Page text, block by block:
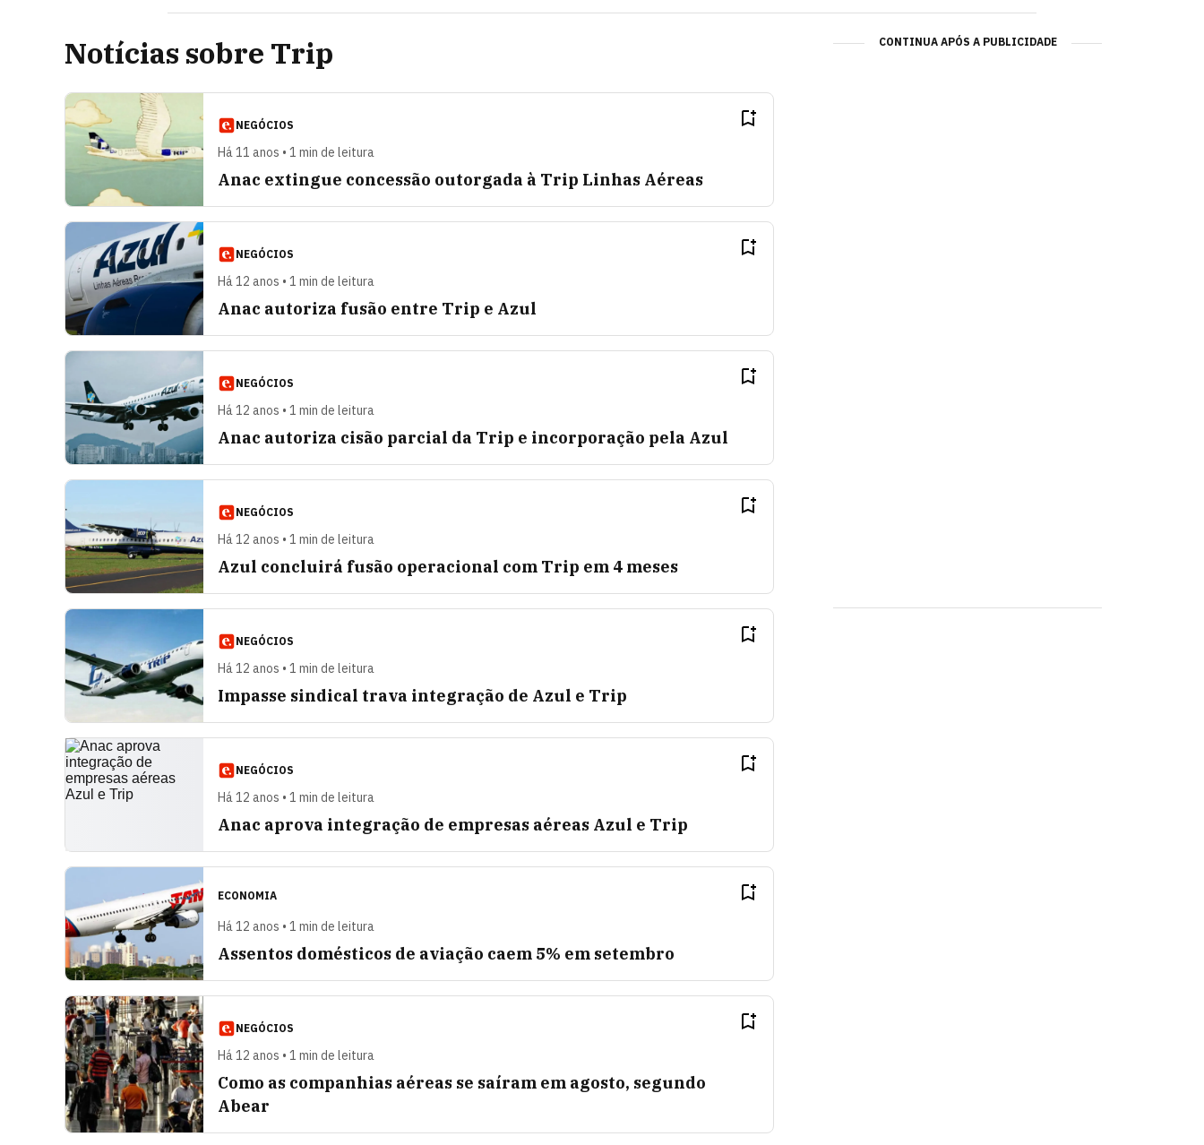
Notícias sobre Trip
NEGÓCIOS
Há 11 anos • 1 min de leitura
Anac extingue concessão outorgada à Trip Linhas Aéreas
NEGÓCIOS
Há 12 anos • 1 min de leitura
Anac autoriza fusão entre Trip e Azul
NEGÓCIOS
Há 12 anos • 1 min de leitura
Anac autoriza cisão parcial da Trip e incorporação pela Azul
NEGÓCIOS
Há 12 anos • 1 min de leitura
Azul concluirá fusão operacional com Trip em 4 meses
NEGÓCIOS
Há 12 anos • 1 min de leitura
Impasse sindical trava integração de Azul e Trip
NEGÓCIOS
Há 12 anos • 1 min de leitura
Anac aprova integração de empresas aéreas Azul e Trip
ECONOMIA
Há 12 anos • 1 min de leitura
Assentos domésticos de aviação caem 5% em setembro
NEGÓCIOS
Há 12 anos • 1 min de leitura
Como as companhias aéreas se saíram em agosto, segundo
Abear
CONTINUA APÓS A PUBLICIDADE